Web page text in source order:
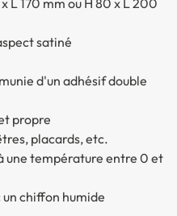
satiné
d'un adhésif double
propre
placards, etc.
une température entre 0 et
chiffon humide